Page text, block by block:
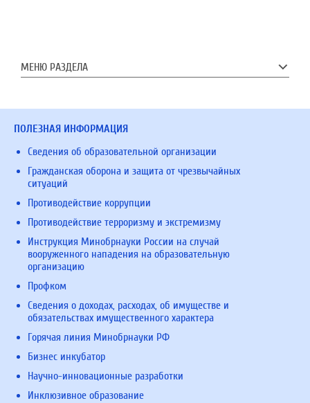
МЕНЮ РАЗДЕЛА
ПОЛЕЗНАЯ ИНФОРМАЦИЯ
Сведения об образовательной организации
Гражданская оборона и защита от чрезвычайных
ситуаций
Противодействие коррупции
Противодействие терроризму и экстремизму
Инструкция Минобрнауки России на случай
вооруженного нападения на образовательную
организацию
Профком
Сведения о доходах, расходах, об имуществе и
обязательствах имущественного характера
Горячая линия Минобрнауки РФ
Бизнес инкубатор
Научно-инновационные разработки
Инклюзивное образование